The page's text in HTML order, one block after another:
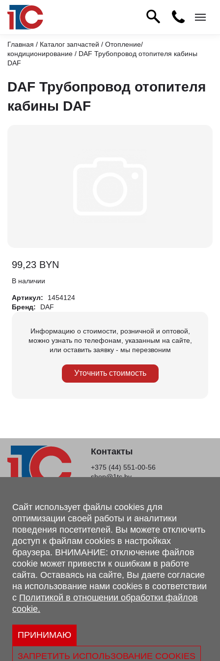
Главная / Каталог запчастей / Отопление/
кондиционирование / DAF Трубопровод отопителя кабины
DAF
DAF Трубопровод отопителя
кабины DAF
99,23 BYN
В наличии
Артикул:
1454124
Бренд:
DAF
Информацию о стоимости, розничной и оптовой,
можно узнать по телефонам, указанным на сайте,
или оставить заявку - мы перезвоним
Уточнить стоимость
Контакты
+375 (44) 551-00-56
shop@1tc.by
Магазин, склад
г. Минск, Минский р-н, п. Привольный, ул. Мира, 20А,
223062
г. Брест, ул. Лейтенанта Рябцева, 108 В, 224701
Обращаем Ваше внимание, что вся предоставленная на сайте
информация, касающаяся комплектаций, технических
характеристик, цветовых сочетаний, а также стоимости и
сервисного обслуживания носит информационный характер и
не является публичной офертой, определяемой п.2 ст.407
Гражданского кодекса Республики Беларусь.
Политика обработки персональных данных
Политикой в отношении обработки файлов cookie.
Сайт использует файлы cookies для
оптимизации своей работы и аналитики
поведения посетителей. Вы можете отключить
доступ к файлам cookies в настройках
браузера. ВНИМАНИЕ: отключение файлов
cookie может привести к ошибкам в работе
сайта. Оставаясь на сайте, Вы даете согласие
на использование нами cookies в соответствии
с Политикой в отношении обработки файлов
cookie.
ПРИНИМАЮ
ЗАПРЕТИТЬ ИСПОЛЬЗОВАНИЕ COOKIES